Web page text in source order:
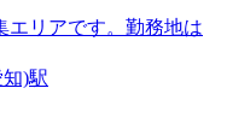
リアです。勤務地は
)駅